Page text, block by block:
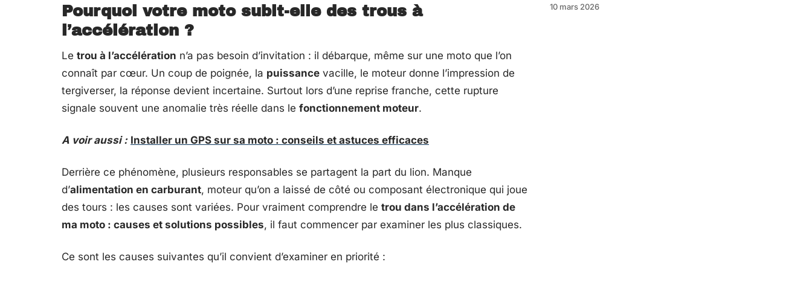
Pourquoi votre moto subit-elle des trous à
l’accélération ?
Le trou à l’accélération n’a pas besoin d’invitation : il débarque, même sur une moto que l’on
connaît par cœur. Un coup de poignée, la puissance vacille, le moteur donne l’impression de
tergiverser, la réponse devient incertaine. Surtout lors d’une reprise franche, cette rupture
signale souvent une anomalie très réelle dans le fonctionnement moteur.
A voir aussi : Installer un GPS sur sa moto : conseils et astuces efficaces
Derrière ce phénomène, plusieurs responsables se partagent la part du lion. Manque
d’alimentation en carburant, moteur qu’on a laissé de côté ou composant électronique qui joue
des tours : les causes sont variées. Pour vraiment comprendre le trou dans l’accélération de
ma moto : causes et solutions possibles, il faut commencer par examiner les plus classiques.
Ce sont les causes suivantes qu’il convient d’examiner en priorité :
10 mars 2026